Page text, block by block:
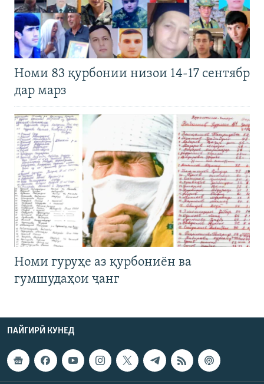
Номи 83 қурбонии низои 14-17 сентябр
дар марз
Номи гуруҳе аз қурбониён ва
гумшудаҳои ҷанг
ПАЙГИРӢ КУНЕД